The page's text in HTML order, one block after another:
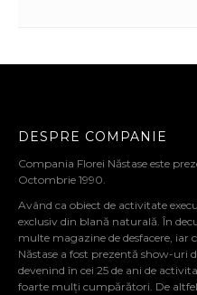
DESPRE COMPANIE
Compania Florei Năstase este
Octombrie 1990.
Având ca obiect de activitate
exclusiv din blană naturală. În
multe magazine de desfacere, iar
Năstase a fost prezentă show-uri
devenind în cei 25 de ani de
foarte mulți cumpărători. De